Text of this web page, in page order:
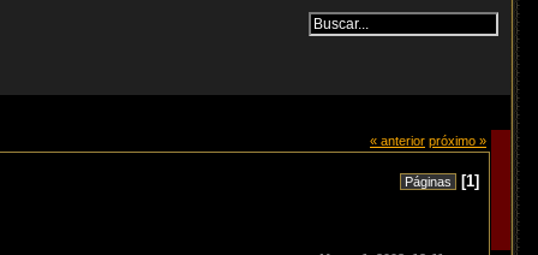
« anterior próximo »
Páginas [1]